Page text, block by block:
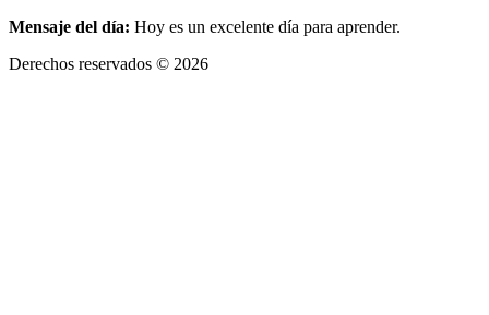
Mensaje del día: Hoy es un excelente día para aprender.
Derechos reservados © 2026